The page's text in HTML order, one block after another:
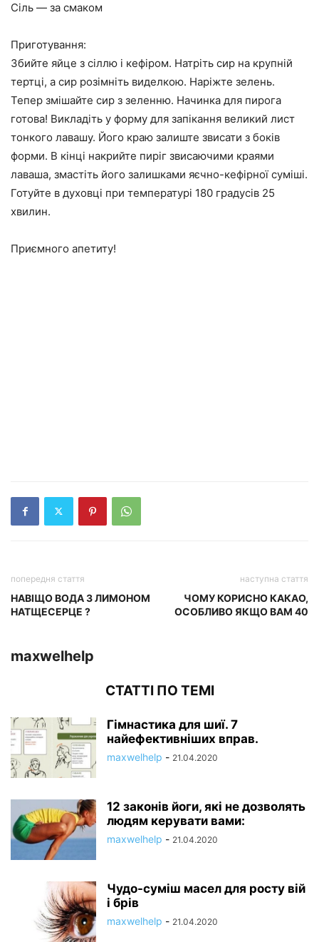
Сіль — за смаком
Приготування:
Збийте яйце з сіллю і кефіром. Натріть сир на крупній
тертці, а сир розімніть виделкою. Наріжте зелень.
Тепер змішайте сир з зеленню. Начинка для пирога
готова! Викладіть у форму для запікання великий лист
тонкого лавашу. Його краю залиште звисати з боків
форми. В кінці накрийте пиріг звисаючими краями
лаваша, змастіть його залишками яєчно-кефірної суміші.
Готуйте в духовці при температурі 180 градусів 25
хвилин.
Приємного апетиту!
попередня стаття
НАВІЩО ВОДА З ЛИМОНОМ
НАТЩЕСЕРЦЕ ?
наступна стаття
ЧОМУ КОРИСНО КАКАО,
ОСОБЛИВО ЯКЩО ВАМ 40
maxwelhelp
СТАТТІ ПО ТЕМІ
Гімнастика для шиї. 7
найефективніших вправ.
maxwelhelp - 21.04.2020
12 законів йоги, які не дозволять
людям керувати вами:
maxwelhelp - 21.04.2020
Чудо-суміш масел для росту вій
і брів
maxwelhelp - 21.04.2020